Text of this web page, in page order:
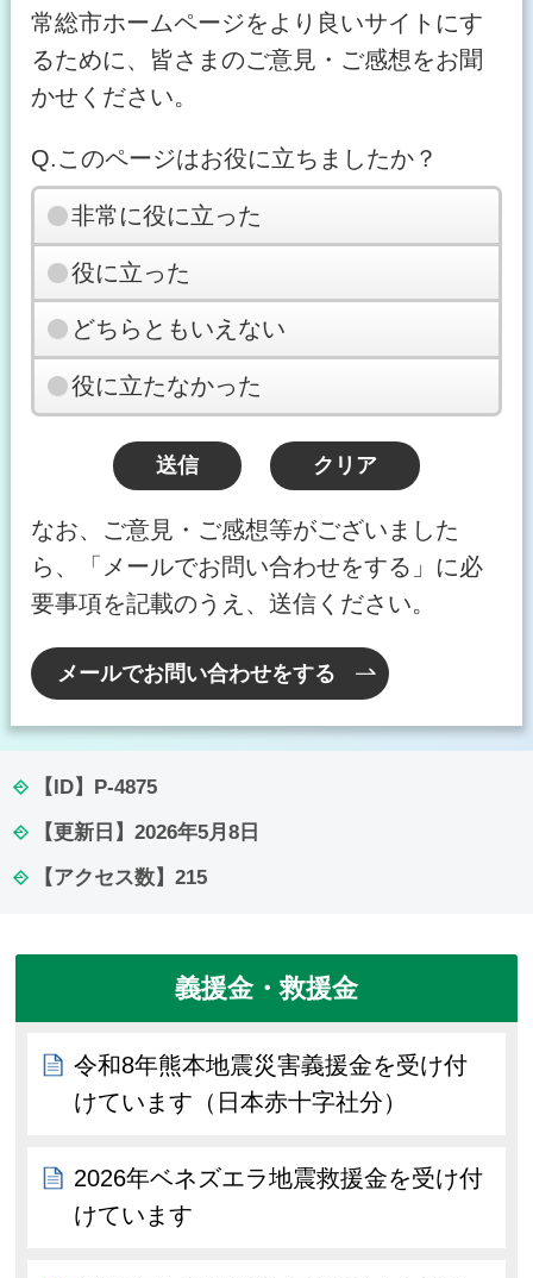
常総市ホームページをより良いサイトにす
るために、皆さまのご意見・ご感想をお聞
かせください。
Q.このページはお役に立ちましたか？
非常に役に立った
役に立った
どちらともいえない
役に立たなかった
なお、ご意見・ご感想等がございました
ら、「メールでお問い合わせをする」に必
要事項を記載のうえ、送信ください。
メールでお問い合わせをする
【ID】 P-4875
【更新日】 2026年5月8日
【アクセス数】 215
義援金・救援金
令和8年熊本地震災害義援金を受け付
けています（日本赤十字社分）
2026年ベネズエラ地震救援金を受け付
けています